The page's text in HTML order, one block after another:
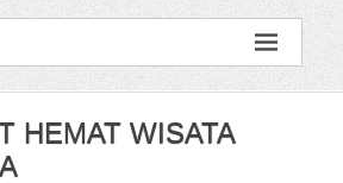
HEMAT WISATA